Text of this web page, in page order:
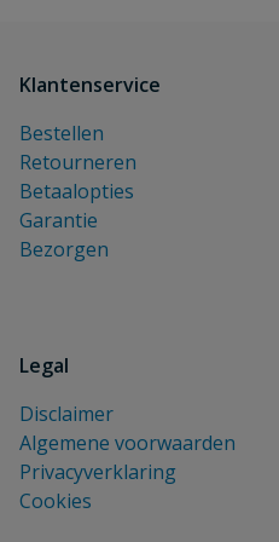
Klantenservice
Bestellen
Retourneren
Betaalopties
Garantie
Bezorgen
Legal
Disclaimer
Algemene voorwaarden
Privacyverklaring
Cookies